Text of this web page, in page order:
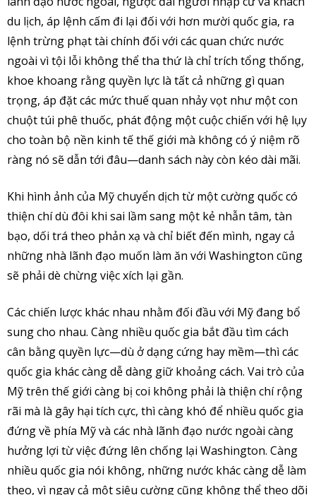
du lịch, áp lệnh cấm đi lại đối với hơn mười quốc gia, ra
lệnh trừng phạt tài chính đối với các quan chức nước
ngoài vì tội lỗi không thể tha thứ là chỉ trích tổng thống,
khoe khoang rằng quyền lực là tất cả những gì quan
trọng, áp đặt các mức thuế quan nhảy vọt như một con
chuột túi phê thuốc, phát động một cuộc chiến với hệ lụy
cho toàn bộ nền kinh tế thế giới mà không có ý niệm rõ
ràng nó sẽ dẫn tới đâu—danh sách này còn kéo dài mãi.
Khi hình ảnh của Mỹ chuyển dịch từ một cường quốc có
thiện chí dù đôi khi sai lầm sang một kẻ nhẫn tâm, tàn
bạo, dối trá theo phản xạ và chỉ biết đến mình, ngay cả
những nhà lãnh đạo muốn làm ăn với Washington cũng
sẽ phải dè chừng việc xích lại gần.
Các chiến lược khác nhau nhằm đối đầu với Mỹ đang bổ
sung cho nhau. Càng nhiều quốc gia bắt đầu tìm cách
cân bằng quyền lực—dù ở dạng cứng hay mềm—thì các
quốc gia khác càng dễ dàng giữ khoảng cách. Vai trò của
Mỹ trên thế giới càng bị coi không phải là thiện chí rộng
rãi mà là gây hại tích cực, thì càng khó để nhiều quốc gia
đứng về phía Mỹ và các nhà lãnh đạo nước ngoài càng
hưởng lợi từ việc đứng lên chống lại Washington. Càng
nhiều quốc gia nói không, những nước khác càng dễ làm
theo, vì ngay cả một siêu cường cũng không thể theo dõi